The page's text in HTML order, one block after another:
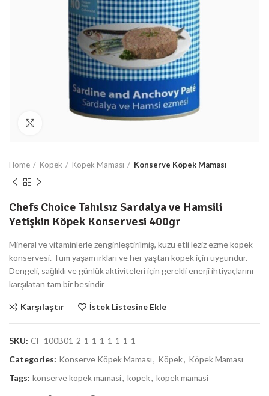
Home Köpek Köpek Maması Konserve Köpek Maması
Chefs Choice Tahılsız Sardalya ve Hamsili
Yetişkin Köpek Konservesi 400gr
Mineral ve vitaminlerle zenginleştirilmiş, kuzu etli leziz ezme köpek
konservesi. Tüm yaşam ırkları ve her yaştan köpek için uygundur.
Dengeli, sağlıklı ve günlük aktiviteleri için gerekli enerji ihtiyaçlarını
karşılatan tam bir besindir
Karşılaştır İstek Listesine Ekle
SKU: CF-100B01-2-1-1-1-1-1-1-1
Categories: Konserve Köpek Maması, Köpek, Köpek Maması
Tags: konserve kopek mamasi, kopek, kopek mamasi